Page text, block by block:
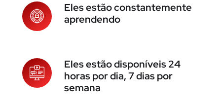
Eles estão constantemente
aprendendo
Eles estão disponíveis 24
horas por dia, 7 dias por
semana